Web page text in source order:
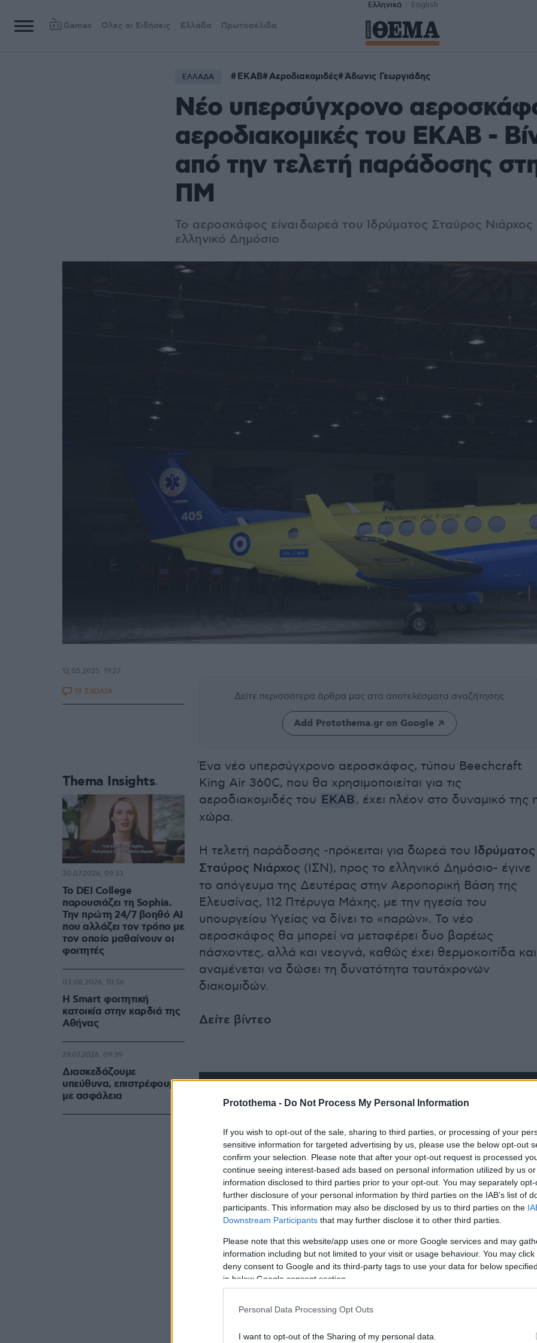
Protothema - Do Not Process My Personal Information
If you wish to opt-out of the sale, sharing to third parties, or processing of your
sensitive information for targeted advertising by us, please use the below opt-out
confirm your selection. Please note that after your opt-out request is processed
continue seeing interest-based ads based on personal information utilized by us
information disclosed to third parties prior to your opt-out. You may separately
further disclosure of your personal information by third parties on the IAB’s list of
participants. This information may also be disclosed by us to third parties on the
Downstream Participants that may further disclose it to other third parties.
Please note that this website/app uses one or more Google services and may
information including but not limited to your visit or usage behaviour. You may
deny consent to Google and its third-party tags to use your data for below
in below Google consent section.
Personal Data Processing Opt Outs
I want to opt-out of the Sharing of my personal data.
Ελληνικά English
Games Όλες οι Ειδήσεις Ελλάδα Πρωτοσέλιδα
ΕΛΛΑΔΑ ΕΚΑΒ Αεροδιακομιδές Άδωνις Γεωργιάδης
Νέο υπερσύγχρονο
αεροδιακομικές του ΕΚΑΒ -
από την τελετή παράδοσης
ΠΜ
Το αεροσκάφος είναι δωρεά του Ιδρύματος Σταύρος
ελληνικό Δημόσιο
Δείτε περισσότερα άρθρα μας στα αποτελέσματα αναζήτησης
Add Protothema.gr on Google
Ένα νέο υπερσύγχρονο αεροσκάφος, τύπου Beechcraft
King Air 360C, που θα χρησιμοποιείται για τις
αεροδιακομιδές του ΕΚΑΒ, έχει πλέον στο δυναμικό της
χώρα.
Η τελετή παράδοσης -πρόκειται για δωρεά του Ιδρύματος
Σταύρος Νιάρχος (ΙΣΝ), προς το ελληνικό Δημόσιο- έγινε
το απόγευμα της Δευτέρας στην Αεροπορική Βάση της
Ελευσίνας, 112 Πτέρυγα Μάχης, με την ηγεσία του
υπουργείου Υγείας να δίνει το «παρών». Το νέο
αεροσκάφος θα μπορεί να μεταφέρει δυο βαρέως
πάσχοντες, αλλά και νεογνά, καθώς έχει θερμοκοιτίδα και
αναμένεται να δώσει τη δυνατότητα ταυτόχρονων
διακομιδών.
Δείτε βίντεο
Παίρνοντας τον λόγο, ο υπουργός Υγείας
Γεωργιάδης, ευχαρίστησε το Ίδρυμα Σταύρος Νιάρχος για
12.05.2025, 19:27
18 ΣΧΟΛΙΑ
Thema Insights
Το DEI College
παρουσιάζει τη Sophia.
Την πρώτη 24/7 βοηθό AI
που αλλάζει τον τρόπο με
τον οποίο μαθαίνουν οι
φοιτητές
30.07.2026, 09:33
Η Smart φοιτητική
κατοικία στην καρδιά της
Αθήνας
03.08.2026, 10:56
Διασκεδάζουμε
υπεύθυνα, επιστρέφουμε
με ασφάλεια
29.07.2026, 09:39